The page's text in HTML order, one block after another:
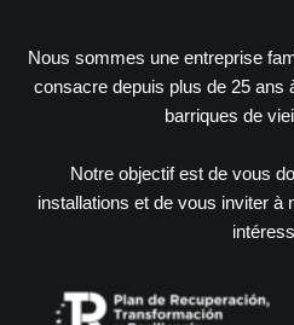
Nous sommes une entreprise
consacre depuis plus de 25 ans
barriques de
Notre objectif est de vous
installations et de vous inviter à